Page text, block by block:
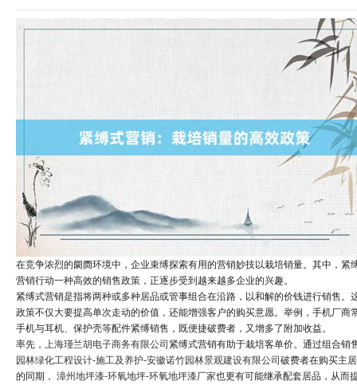
在竞争浓烈的阛阓环境中，企业束缚探索有用的营销妙技以栽培销量。其中，紧
营销行动一种高效的销售政策，正逐步受到越来越多企业的兴趣。
紧缚式营销是指将两种或多种居品或管事组合在沿路，以和解的价钱进行销售。
政策不仅大要提高单次走动的价值，还能增强客户的购买意愿。举例，手机厂商
手机与耳机、保护壳等配件紧缚销售，既便捷破费者，又增多了附加收益。
率先，
上海瑾兰胡电子商务有限公司 紧缚式营销有助于栽培客单价。通过组合销
园林绿化工程设计-施工及养护-安徽诺竹园林景观建设有限公司破费者在购买主
的同期， 漳州地坪漆-环氧地坪-环氧地坪漆厂家也更有可能继承配套居品，从而